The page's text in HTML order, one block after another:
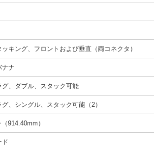
キング、フロントおよび垂直（両コネクタ）
ナナ
グ、ダブル、スタック可能
、シングル、スタック可能（2）
914.40mm）
ド